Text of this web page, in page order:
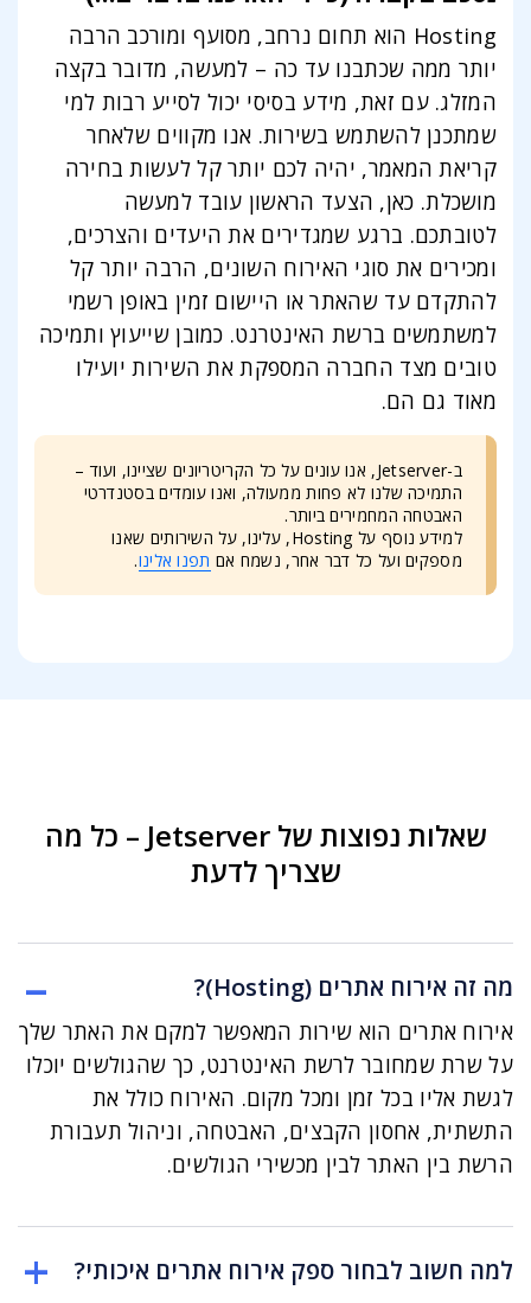
Hosting הוא תחום נרחב, מסועף ומורכב הרבה
יותר ממה שכתבנו עד כה – למעשה, מדובר בקצה
המזלג. עם זאת, מידע בסיסי יכול לסייע רבות למי
שמתכנן להשתמש בשירות. אנו מקווים שלאחר
קריאת המאמר, יהיה לכם יותר קל לעשות בחירה
מושכלת. כאן, הצעד הראשון עובד למעשה
לטובתכם. ברגע שמגדירים את היעדים והצרכים,
ומכירים את סוגי האירוח השונים, הרבה יותר קל
להתקדם עד שהאתר או היישום זמין באופן רשמי
למשתמשים ברשת האינטרנט. כמובן שייעוץ ותמיכה
טובים מצד החברה המספקת את השירות יועילו
מאוד גם הם.
ב-Jetserver, אנו עונים על כל הקריטריונים שציינו, ועוד –
התמיכה שלנו לא פחות ממעולה, ואנו עומדים בסטנדרטי
האבטחה המחמירים ביותר.
למידע נוסף על Hosting, עלינו, על השירותים שאנו
מספקים ועל כל דבר אחר, נשמח אם תפנו אלינו.
שאלות נפוצות של Jetserver – כל מה
שצריך לדעת
מה זה אירוח אתרים (Hosting)?
אירוח אתרים הוא שירות המאפשר למקם את האתר שלך
על שרת שמחובר לרשת האינטרנט, כך שהגולשים יוכלו
לגשת אליו בכל זמן ומכל מקום. האירוח כולל את
התשתית, אחסון הקבצים, האבטחה, וניהול תעבורת
הרשת בין האתר לבין מכשירי הגולשים.
למה חשוב לבחור ספק אירוח אתרים איכותי?